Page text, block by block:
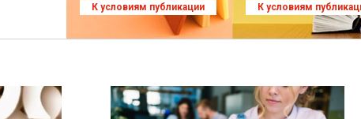
К условиям публикации К условиям